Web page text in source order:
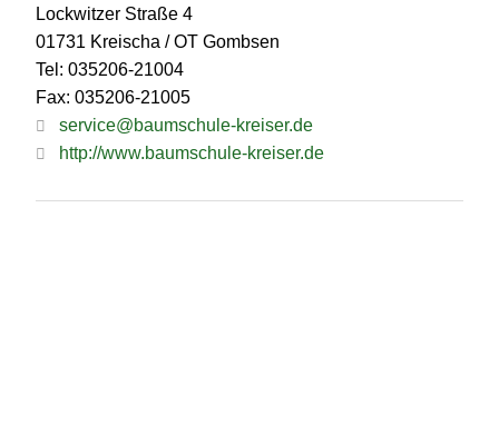
Lockwitzer Straße 4
01731 Kreischa / OT Gombsen
Tel: 035206-21004
Fax: 035206-21005
service@baumschule-kreiser.de
http://www.baumschule-kreiser.de